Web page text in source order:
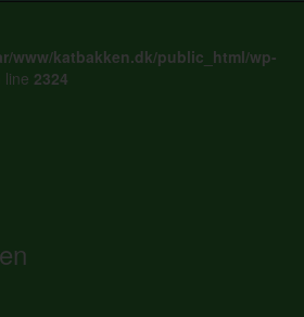
www/katbakken.dk/public_html/wp-
line 2324